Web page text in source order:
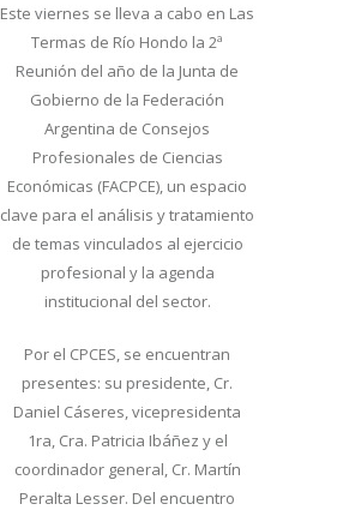
Este viernes se lleva a cabo en Las
Termas de Río Hondo la 2ª
Reunión del año de la Junta de
Gobierno de la Federación
Argentina de Consejos
Profesionales de Ciencias
Económicas (FACPCE), un espacio
clave para el análisis y tratamiento
de temas vinculados al ejercicio
profesional y la agenda
institucional del sector.
Por el CPCES, se encuentran
presentes: su presidente, Cr.
Daniel Cáseres, vicepresidenta
1ra, Cra. Patricia Ibáñez y el
coordinador general, Cr. Martín
Peralta Lesser. Del encuentro